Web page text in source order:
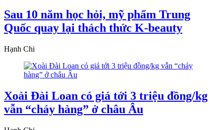
Sau 10 năm học hỏi, mỹ phẩm Trung
Quốc quay lại thách thức K-beauty
Hạnh Chi
Xoài Đài Loan có giá tới 3 triệu đồng/kg
vẫn “cháy hàng” ở châu Âu